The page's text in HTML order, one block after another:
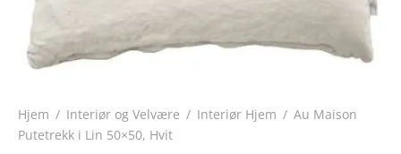
Hjem / Interiør og Velvære / Interiør Hjem / Au Maison
Putetrekk i Lin 50×50, Hvit